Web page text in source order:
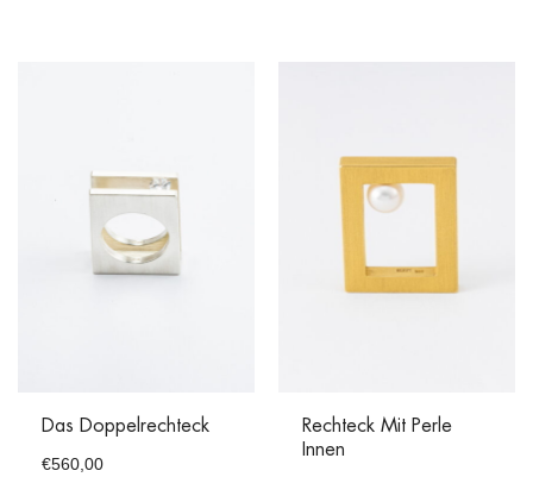
Das Doppelrechteck
€560,00
Rechteck Mit Perle
Innen